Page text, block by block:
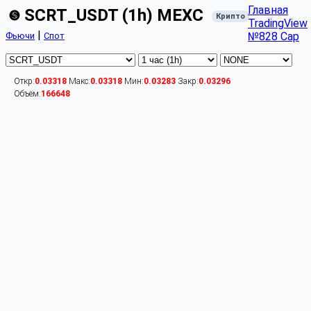
SCRT_USDT (1h) MEXC Крипто
Фьючи | Спот
Главная
TradingView
№828 Cap
Откр:0.03318 Макс:0.03318 Мин:0.03283 Закр:0.03296
Объём:166648